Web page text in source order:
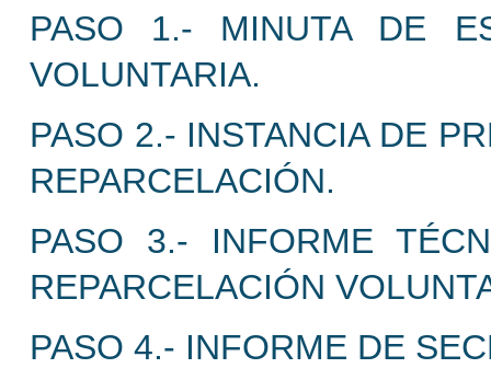
PASO 1.- MINUTA DE
VOLUNTARIA.
PASO 2.- INSTANCIA DE
REPARCELACIÓN.
PASO 3.- INFORME
REPARCELACIÓN
PASO 4.- INFORME DE